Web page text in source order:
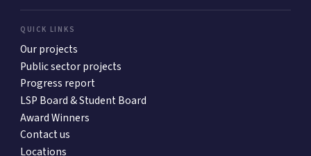
QUICK LINKS
Our projects
Public sector projects
Progress report
LSP Board & Student Board
Award Winners
Contact us
Locations